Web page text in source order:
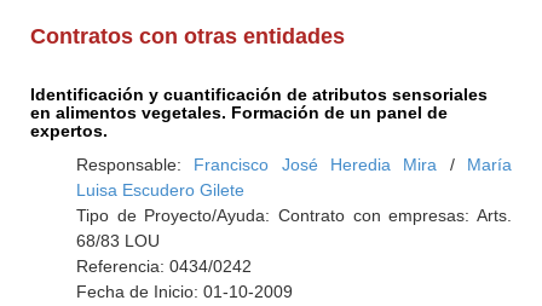
Contratos con otras entidades
Identificación y cuantificación de atributos sensoriales
en alimentos vegetales. Formación de un panel de
expertos.
Responsable: Francisco José Heredia Mira / María
Luisa Escudero Gilete
Tipo de Proyecto/Ayuda: Contrato con empresas: Arts.
68/83 LOU
Referencia: 0434/0242
Fecha de Inicio: 01-10-2009